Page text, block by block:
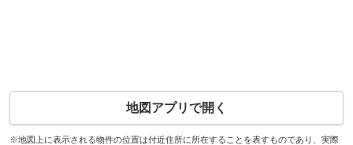
地図アプリで開く
※地図上に表示される物件の位置は付近住所に所在することを表すものであり、実際